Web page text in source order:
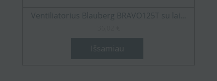
Ventiliatorius Blauberg BRAVO125T su lai...
Išsamiau